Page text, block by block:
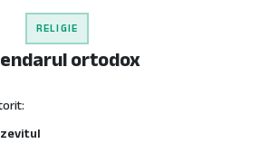
RELIGIE
ortodox